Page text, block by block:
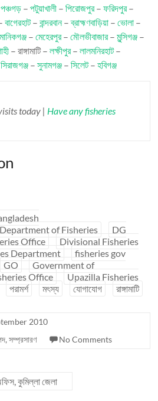
পঞ্চগড় –পটুয়াখালী –পিরোজপুর–ফরিদপুর–
বাগেরহাট–বান্দরবান–ব্রাহ্মণবাড়িয়া –ভোলা –
মানিকগঞ্জ –মেহেরপুর–মৌলভীবাজার–মুন্সিগঞ্জ –
– রাঙ্গামাটি –লক্ষীপুর–লালমনিরহাট–
সিরাজগঞ্জ –সুনামগঞ্জ –সিলেট–হবিগঞ্জ
today | Have any fisheries
Department of Fisheries
DG
Office
Divisional Fisheries
Department
fisheries gov
GO
Government of
Office
Upazilla Fisheries
পরামর্শ মৎস্য যোগাযোগ রাঙ্গামাটি
2010
,সম্প্রসারণ No Comments
কুমিল্লা জেলা